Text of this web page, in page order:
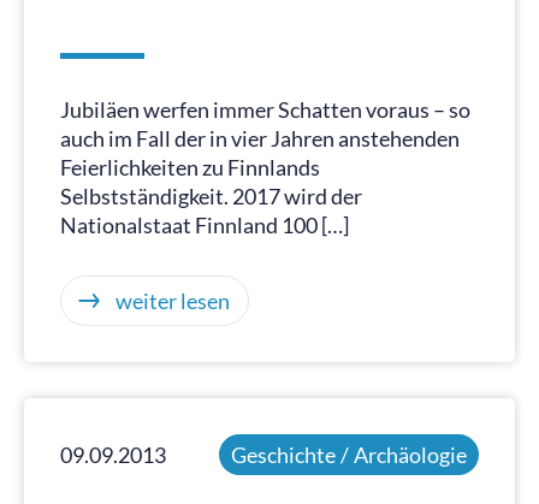
Jubiläen werfen immer Schatten voraus – so
auch im Fall der in vier Jahren anstehenden
Feierlichkeiten zu Finnlands
Selbstständigkeit. 2017 wird der
Nationalstaat Finnland 100 […]
weiter lesen
09.09.2013 Geschichte / Archäologie